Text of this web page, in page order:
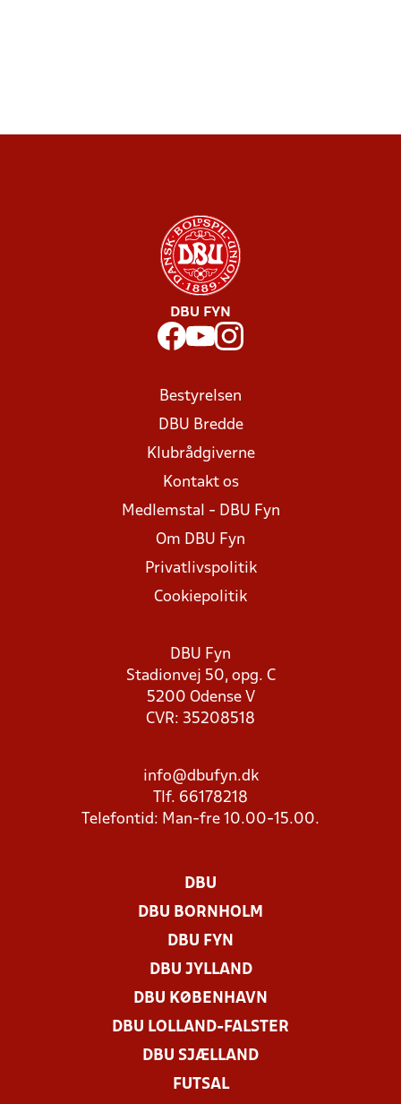
DBU FYN
Bestyrelsen
DBU Bredde
Klubrådgiverne
Kontakt os
Medlemstal - DBU Fyn
Om DBU Fyn
Privatlivspolitik
Cookiepolitik
DBU Fyn
Stadionvej 50, opg. C
5200 Odense V
CVR: 35208518
info@dbufyn.dk
Tlf. 66178218
Telefontid: Man-fre 10.00-15.00.
DBU
DBU BORNHOLM
DBU FYN
DBU JYLLAND
DBU KØBENHAVN
DBU LOLLAND-FALSTER
DBU SJÆLLAND
FUTSAL